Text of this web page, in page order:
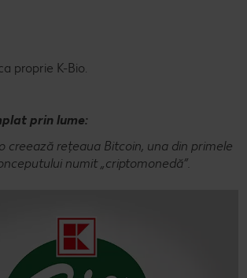
proprie K-Bio.
prin lume:
creează rețeaua Bitcoin, una din primele
numit „criptomonedă”.